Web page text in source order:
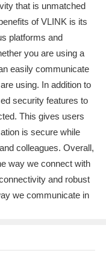
that is unmatched
of VLINK is its
platforms and
you are using a
easily communicate
using. In addition to
security features to
This gives users
is secure while
colleagues. Overall,
way we connect with
and robust
we communicate in